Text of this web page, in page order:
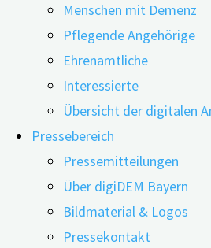
Menschen mit Demenz
Pflegende Angehörige
Ehrenamtliche
Interessierte
Übersicht der digitalen
Pressebereich
Pressemitteilungen
Über digiDEM Bayern
Bildmaterial & Logos
Pressekontakt
Bayern-Team über den Besuch
Klaus Holetschek. Er ließ sich
neueste digitale digiDEM
Wissentest Demenz,
Staatsminister Klaus
am Messe-stand von digiDEM
von digiDEM Bayern-